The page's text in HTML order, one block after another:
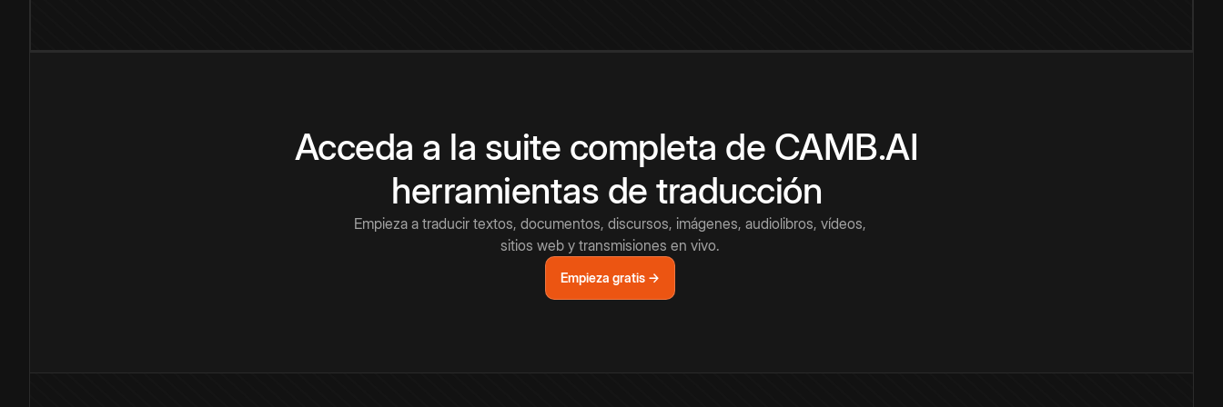
Acceda a la suite completa de CAMB.AI
herramientas de traducción
Empieza a traducir textos, documentos, discursos, imágenes, audiolibros, vídeos,
sitios web y transmisiones en vivo.
Empieza gratis →